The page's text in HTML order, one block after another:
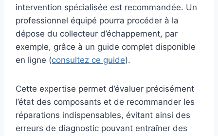
intervention spécialisée est recommandée. Un
professionnel équipé pourra procéder à la
dépose du collecteur d’échappement, par
exemple, grâce à un guide complet disponible
en ligne (consultez ce guide).
Cette expertise permet d’évaluer précisément
l’état des composants et de recommander les
réparations indispensables, évitant ainsi des
erreurs de diagnostic pouvant entraîner des